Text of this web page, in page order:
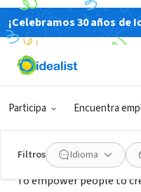
¡Celebramos 30 años de
Participa Encuentra
Filtros Idioma
ORGANIZACIÓN SIN
RESULTS Arizona
Misión
To empower people to